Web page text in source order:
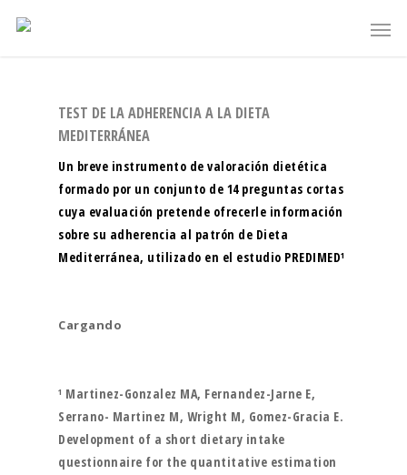
TEST DE LA ADHERENCIA A LA DIETA
MEDITERRÁNEA
Un breve instrumento de valoración dietética
formado por un conjunto de 14 preguntas cortas
cuya evaluación pretende ofrecerle información
sobre su adherencia al patrón de Dieta
Mediterránea, utilizado en el estudio PREDIMED¹
Cargando
¹ Martinez-Gonzalez MA, Fernandez-Jarne E,
Serrano- Martinez M, Wright M, Gomez-Gracia E.
Development of a short dietary intake
questionnaire for the quantitative estimation